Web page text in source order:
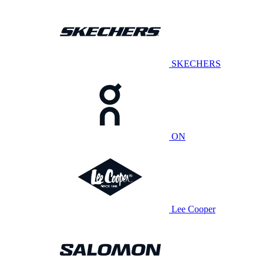
SKECHERS
ON
Lee Cooper